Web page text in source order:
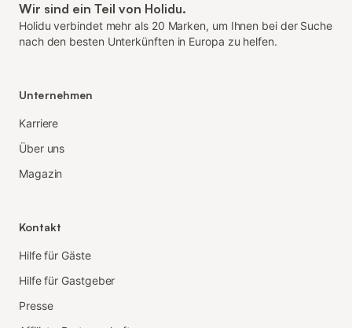
Wir sind ein Teil von Holidu.
Holidu verbindet mehr als 20 Marken, um Ihnen bei der Suche
nach den besten Unterkünften in Europa zu helfen.
Unternehmen
Karriere
Über uns
Magazin
Kontakt
Hilfe für Gäste
Hilfe für Gastgeber
Presse